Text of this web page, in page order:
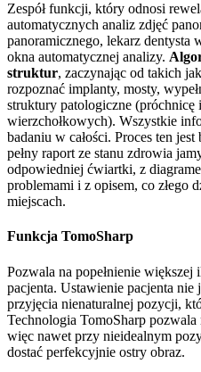
Zespół funkcji, który odnosi
automatycznych analiz zdjęć
panoramicznego, lekarz dentysta
okna automatycznej analizy.
struktur, zaczynając od takich
rozpoznać implanty, mosty,
struktury patologiczne
wierzchołkowych). Wszystkie
badaniu w całości. Proces ten
pełny raport ze stanu zdrowia
odpowiedniej ćwiartki, z
problemami i z opisem, co złego
miejscach.
Funkcja TomoSharp
Pozwala na popełnienie
pacjenta. Ustawienie pacjenta nie
przyjęcia nienaturalnej pozycji,
Technologia TomoSharp pozwala
więc nawet przy nieidealnym
dostać perfekcyjnie ostry obraz.